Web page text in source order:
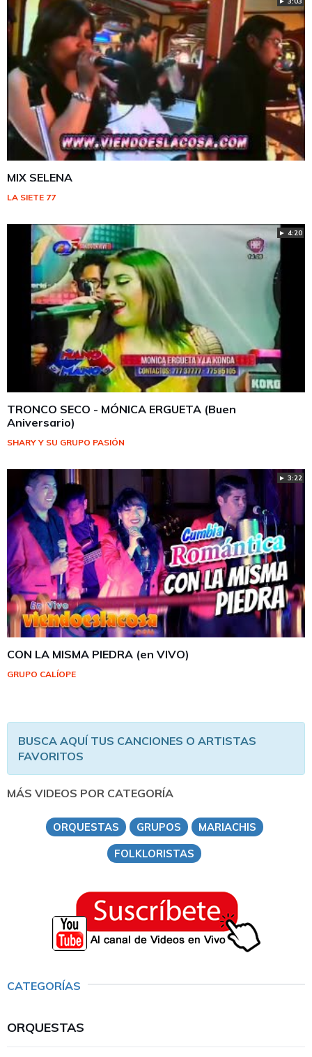
MIX SELENA
LA SIETE 77
► 4:20
TRONCO SECO - MÓNICA ERGUETA (Buen
Aniversario)
SHARY Y SU GRUPO PASIÓN
► 3:22
CON LA MISMA PIEDRA (en VIVO)
GRUPO CALÍOPE
BUSCA AQUÍ TUS CANCIONES O ARTISTAS
FAVORITOS
MÁS VIDEOS POR CATEGORÍA
ORQUESTAS GRUPOS
MARIACHIS
FOLKLORISTAS
CATEGORÍAS
ORQUESTAS